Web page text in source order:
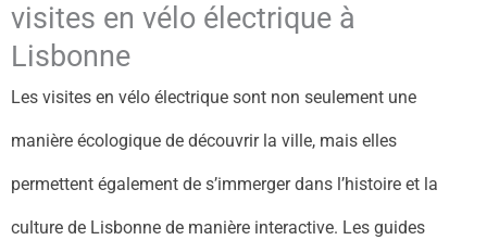
visites en vélo électrique à
Lisbonne
Les visites en vélo électrique sont non seulement une
manière écologique de découvrir la ville, mais elles
permettent également de s’immerger dans l’histoire et la
culture de Lisbonne de manière interactive. Les guides